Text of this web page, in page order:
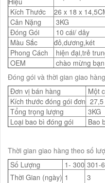
Kích Thước
26 x 18 x
Cân Nặng
3KG
Đóng Gói
10 cái/ dây
Màu Sắc
đỏ,dương,két
Phong Cách
hiện đại,trẻ
OEM
chào mừng bạn
Đóng gói và thời gian giao hàng
Đơn vị bán hàng
Một
Kích thước đóng gói đơn
Tổng trọng lượng
3KG
Loại bao bì đóng gói
Bao
Thời gian giao hàng theo số
Số Lượng
1- 300 301-
Thời Gian (ngày) 1 3